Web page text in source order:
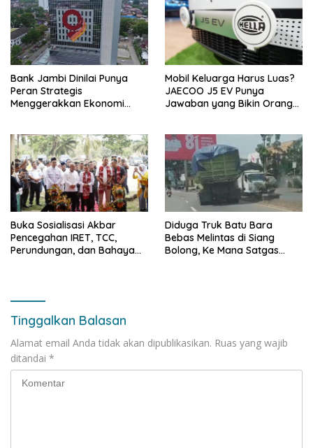
Bank Jambi Dinilai Punya
Peran Strategis
Menggerakkan Ekonomi
Mobil Keluarga Harus Luas?
JAECOO J5 EV Punya
Jawaban yang Bikin Orang
Buka Sosialisasi Akbar
Pencegahan IRET, TCC,
Perundungan, dan Bahaya
depan sudah ada di tangan”
Diduga Truk Batu Bara
Bebas Melintas di Siang
Bolong, Ke Mana Satgas
Tinggalkan Balasan
Alamat email Anda tidak akan dipublikasikan. Ruas yang wajib
ditandai *